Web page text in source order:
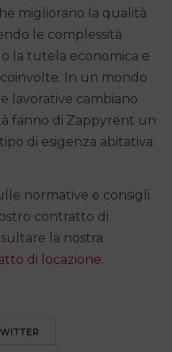
migliorano la qualità
le complessità
la tutela economica e
In un mondo
lavorative cambiano
fanno di Zappyrent un
di esigenza abitativa.
normative e consigli
contratto di
la nostra
di locazione.